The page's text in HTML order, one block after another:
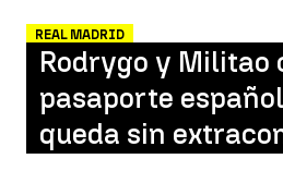
REAL MADRID
Rodrygo y Militao
pasaporte
queda sin